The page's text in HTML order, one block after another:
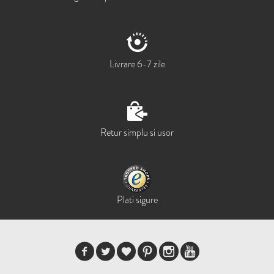
Livrare 6-7 zile
Retur simplu si usor
Plati sigure